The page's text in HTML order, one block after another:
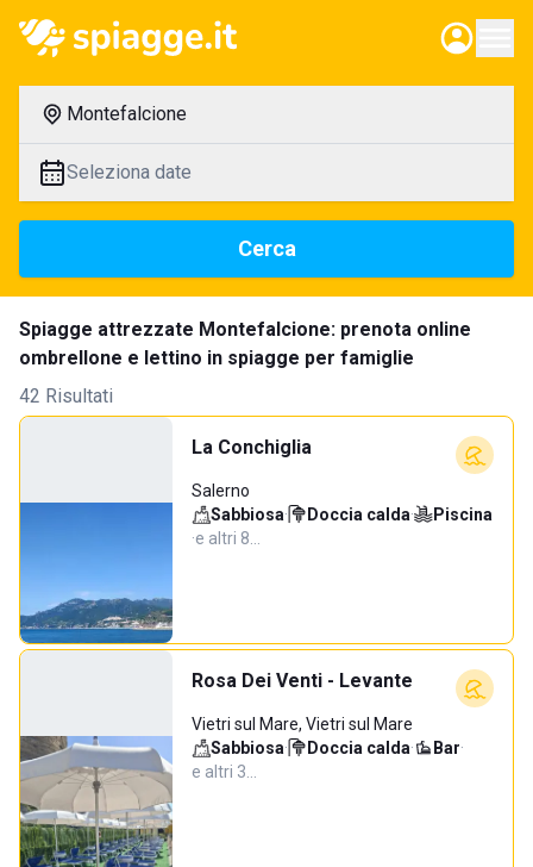
Montefalcione
Seleziona date
Cerca
Spiagge attrezzate Montefalcione: prenota online
ombrellone e lettino in spiagge per famiglie
42 Risultati
La Conchiglia
Salerno
Sabbiosa· Doccia calda·
Piscina
·e altri 8…
Rosa Dei Venti - Levante
Vietri sul Mare, Vietri sul Mare
Sabbiosa· Doccia calda· Bar·
e altri 3…